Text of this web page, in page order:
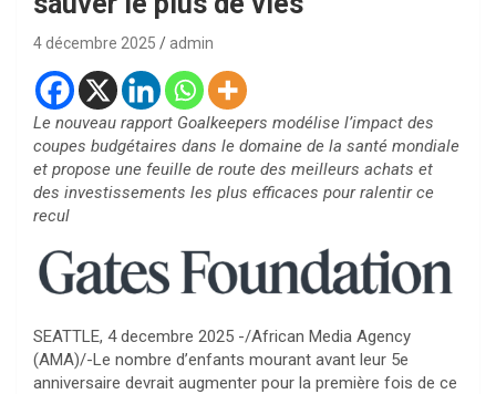
4 décembre 2025 admin
Le nouveau rapport Goalkeepers modélise l’impact des
coupes budgétaires dans le domaine de la santé mondiale
et propose une feuille de route des meilleurs achats et
des investissements les plus efficaces pour ralentir ce
recul
SEATTLE, 4 decembre 2025 -/African Media Agency
(AMA)/-Le nombre d’enfants mourant avant leur 5e
anniversaire devrait augmenter pour la première fois de ce